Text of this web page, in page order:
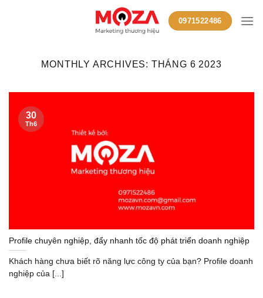
0971522486
MONTHLY ARCHIVES: THÁNG 6 2023
Profile chuyên nghiệp, đẩy nhanh tốc độ phát triển doanh nghiệp
Khách hàng chưa biết rõ năng lực công ty của bạn? Profile doanh
nghiệp của [...]
30
Th6